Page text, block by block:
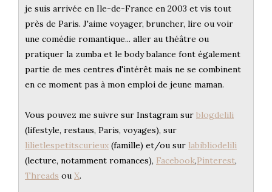
je suis arrivée en Ile-de-France en 2003 et vis tout
près de Paris. J'aime voyager, bruncher, lire ou voir
une comédie romantique... aller au théâtre ou
pratiquer la zumba et le body balance font également
partie de mes centres d'intérêt mais ne se combinent
en ce moment pas à mon emploi de jeune maman.
Vous pouvez me suivre sur Instagram sur blogdelili
(lifestyle, restaus, Paris, voyages), sur
lilietlespetitscurieux (famille) et/ou sur labibliodelili
(lecture, notamment romances), Facebook,Pinterest,
Threads ou X.